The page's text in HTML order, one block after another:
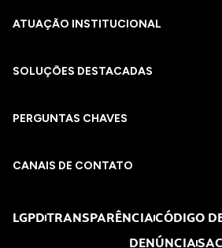
ATUAÇÃO INSTITUCIONAL
SOLUÇÕES DESTACADAS
PERGUNTAS CHAVES​
CANAIS DE CONTATO
LGPDTRANSPARÊNCIACÓDIGO
DENÚNCIASAC